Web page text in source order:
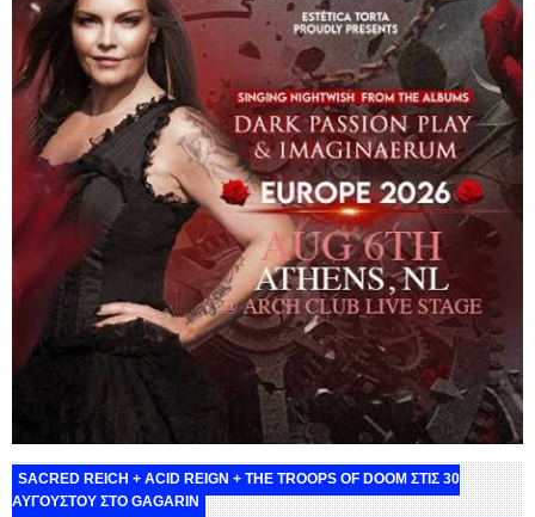
SACRED REICH + ACID REIGN + THE TROOPS OF DOOM ΣΤΙΣ 30
ΑΥΓΟΥΣΤΟΥ ΣΤΟ GAGARIN